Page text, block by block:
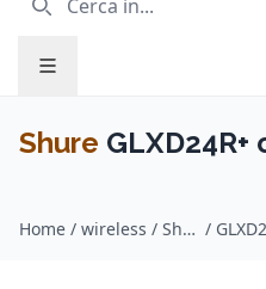
Shure GLXD24R+
Home / wireless / Shure /